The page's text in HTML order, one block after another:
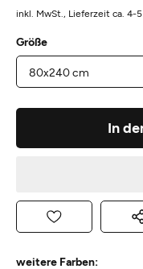
inkl. MwSt., Lieferzeit ca. 4-
Größe
In
weitere Farben: